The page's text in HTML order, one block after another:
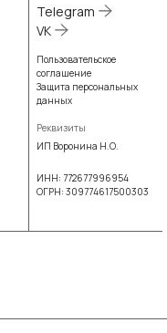
Telegram
VK
Пользовательское
соглашение
Защита персональных
данных
Реквизиты
ИП Воронина Н.О.
ИНН: 772677996954
ОГРН: 309774617500303